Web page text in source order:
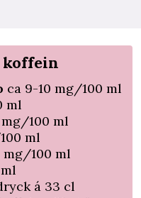
koffein
ca 9-10 mg/100 ml
ml
100 ml
ml
mg/100 ml
á 33 cl